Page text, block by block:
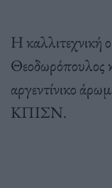
H
Θεοδωρόπουλος
αργεντίνικο
ΚΠΙΣΝ.